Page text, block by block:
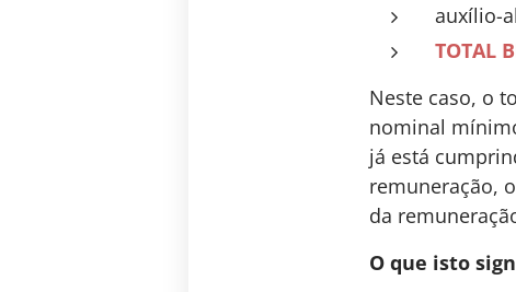
auxílio-
TOTAL
Neste caso, o
nominal
já está
remuneração,
da
O que isto